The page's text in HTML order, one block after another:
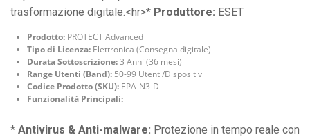
trasformazione digitale.<hr>* Produttore: ESET
Prodotto: PROTECT Advanced
Tipo di Licenza: Elettronica (Consegna digitale)
Durata Sottoscrizione:3 Anni (36 mesi)
Range Utenti (Band): 50-99 Utenti/Dispositivi
Codice Prodotto (SKU): EPA-N3-D
Funzionalità Principali:
* Antivirus & Anti-malware: Protezione in tempo reale con